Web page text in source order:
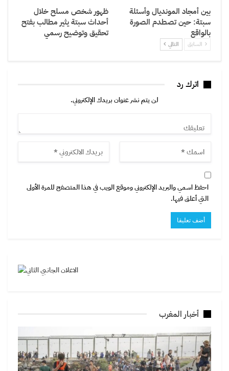
بين أمجاد المونديال وأسئلة
سبتة: حين تصطدم الصورة
بالواقع
ظهور شخص مسلح خلال
أحداث سبتة يثير مطالب بفتح
تحقيق وتوضيح رسمي
السابق التالي
اترك رد
لن يتم نشر عنوان بريدك الإلكتروني.
احفظ اسمي والبريد الإلكتروني وموقع الويب في هذا المتصفح للمرة الأولى
التي أعلق فيها.
أخبار المغرب